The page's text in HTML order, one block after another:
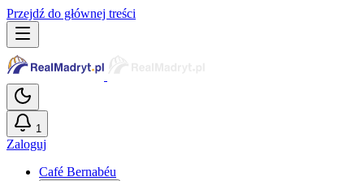
Przejdź do głównej treści
1
Zaloguj
Café Bernabéu